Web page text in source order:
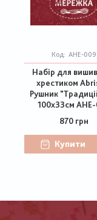
Код: AHE-009
Набір для
хрестиком
Рушник
100х33см
870 грн
Купити